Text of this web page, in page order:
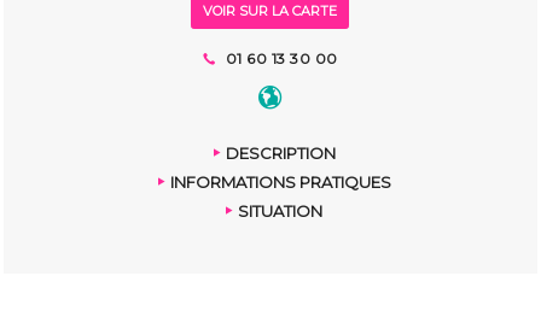
VOIR SUR LA CARTE
01 60 13 30 00
DESCRIPTION
INFORMATIONS PRATIQUES
SITUATION